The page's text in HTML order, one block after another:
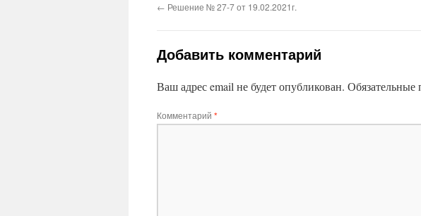
← Решение № 27-7 от 19.02.2021г.
Добавить комментарий
Ваш адрес email не будет опубликован.
Комментарий *